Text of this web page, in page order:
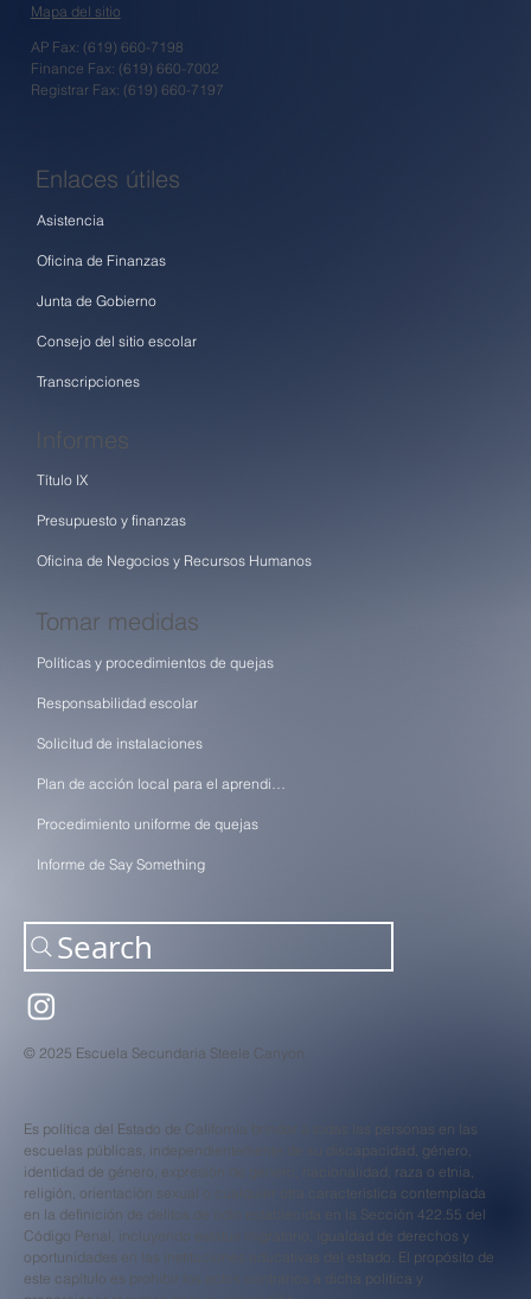
Mapa del sitio
Enlaces útiles
Asistencia
Oficina de Finanzas
Junta de Gobierno
Consejo del sitio escolar
Transcripciones
Informes
Título IX
Presupuesto y finanzas
Oficina de Negocios y Recursos Humanos
Tomar medidas
Políticas y procedimientos de quejas
Responsabilidad escolar
Solicitud de instalaciones
Procedimiento uniforme de quejas
Informe de Say Something
Search
© 2025 Escuela Secundaria Steele Canyon.
AP Fax: (619) 660-7198
Finance Fax: (619) 660-7002
Registrar Fax: (619) 660-7197
Es política del Estado de California brindar a todas las personas en las
escuelas públicas, independientemente de su discapacidad, género,
identidad de género, expresión de género, nacionalidad, raza o etnia,
religión, orientación sexual o cualquier otra característica contemplada
en la definición de delitos de odio establecida en la Sección 422.55 del
Código Penal, incluyendo estatus migratorio, igualdad de derechos y
oportunidades en las instituciones educativas del estado. El propósito de
este capítulo es prohibir los actos contrarios a dicha política y